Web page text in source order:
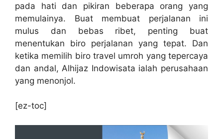
pada hati dan pikiran beberapa orang yang
memulainya. Buat membuat perjalanan ini
mulus dan bebas ribet, penting buat
menentukan biro perjalanan yang tepat. Dan
ketika memilih biro travel umroh yang tepercaya
dan andal, Alhijaz Indowisata ialah perusahaan
yang menonjol.
[ez-toc]